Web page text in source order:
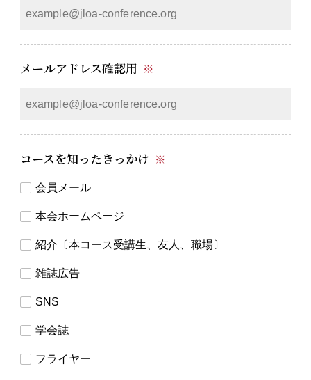
メールアドレス確認用 ※
コースを知ったきっかけ ※
会員メール
本会ホームページ
紹介〔本コース受講生、友人、職場〕
雑誌広告
SNS
学会誌
フライヤー